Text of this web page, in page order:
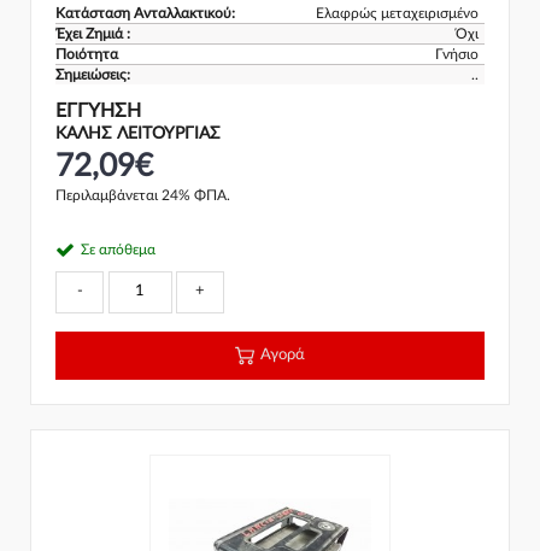
Κατάσταση Ανταλλακτικού:
Ελαφρώς μεταχειρισμένο
Έχει Ζημιά :
Όχι
Ποιότητα
Γνήσιο
Σημειώσεις:
..
ΕΓΓΎΗΣΗ
ΚΑΛΗΣ ΛΕΙΤΟΥΡΓΙΑΣ
72,09€
Περιλαμβάνεται 24% ΦΠΑ.
Σε απόθεμα
- +
Αγορά